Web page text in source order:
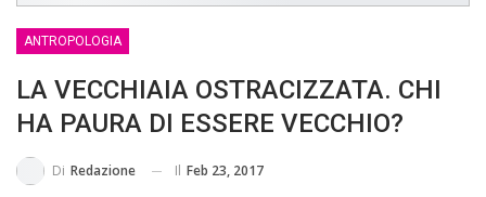
MA...
CIVILE E SOCIALE
ANTROPOLOGIA
LA VECCHIAIA OSTRACIZZATA. CHI
HA PAURA DI ESSERE VECCHIO?
Di Redazione Il Feb 23, 2017